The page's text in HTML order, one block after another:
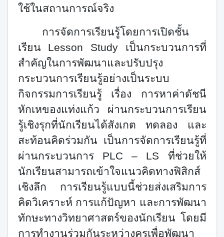
ใช้ในสถานการณ์จริง
การจัดการเรียนรู้โดยการเปิดชั้น
เรียน Lesson Study เป็นกระบวนการที่
สำคัญในการพัฒนาและปรับปรุง
กระบวนการเรียนรู้อย่างเป็นระบบ
กิจกรรมการเรียนรู้ เรื่อง การหาค่าดัชนี
หักเหของแท่งแก้ว ผ่านกระบวนการเรียน
รู้เชิงรุกที่นักเรียนได้สังเกต ทดลอง และ
สะท้อนคิดร่วมกัน เป็นการจัดการเรียนรู้ที่
ผ่านกระบวนการ PLC – LS ที่ช่วยให้
นักเรียนสามารถเข้าใจแนวคิดทางฟิสิกส์
เชิงลึก การเรียนรู้แบบนี้ช่วยส่งเสริมการ
คิดวิเคราะห์ การแก้ปัญหา และการพัฒนา
ทักษะทางวิทยาศาสตร์ของนักเรียน โดยมี
การทำงานร่วมกันระหว่างครูเพื่อพัฒนา